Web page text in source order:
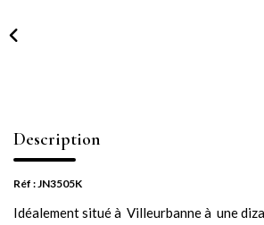
Description
Réf : JN3505K
Idéalement situé à Villeurbanne à une